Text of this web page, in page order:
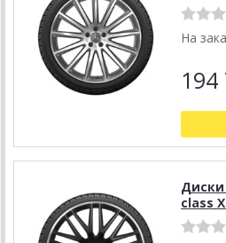
На
194
Диски
class